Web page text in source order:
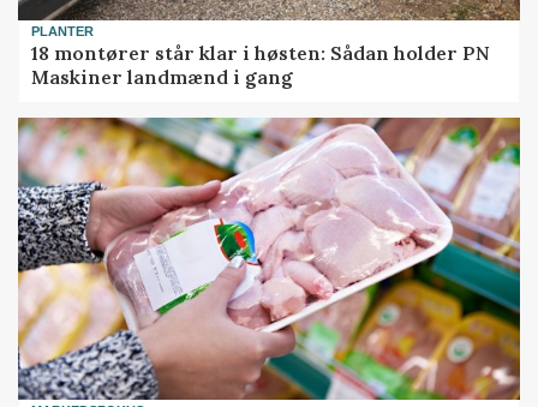
PLANTER
18 montører står klar i høsten: Sådan holder PN
Maskiner landmænd i gang